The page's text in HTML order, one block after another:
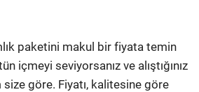
paketini makul bir fiyata temin
seviyorsanız ve alıştığınız
göre. Fiyatı, kalitesine göre